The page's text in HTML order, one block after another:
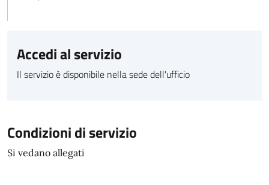
Accedi al servizio
Il servizio è disponibile nella sede dell'ufficio
Condizioni di servizio
Si vedano allegati